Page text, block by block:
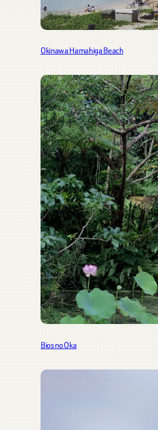
Okinawa Hamahiga Beach
Bios no Oka